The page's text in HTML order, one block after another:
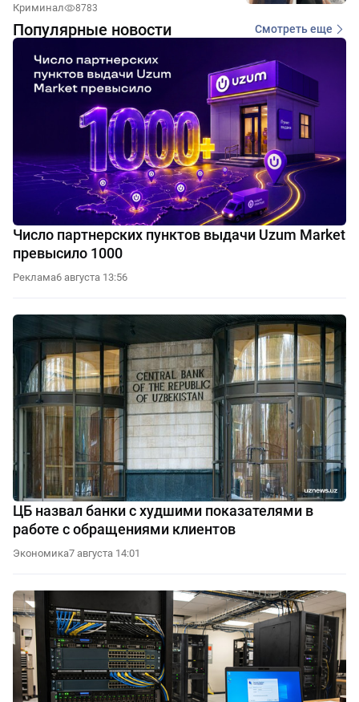
Криминал 8783
Популярные новости Смотреть еще
Число партнерских пунктов выдачи Uzum Market
превысило 1000
Реклама6 августа 13:56
ЦБ назвал банки с худшими показателями в
работе с обращениями клиентов
Экономика7 августа 14:01